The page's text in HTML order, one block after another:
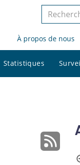
le
site
À propos de nous
Statistiques